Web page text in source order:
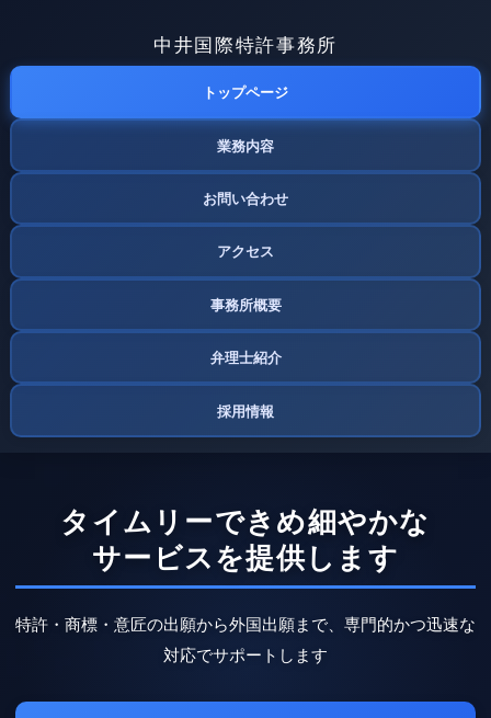
中井国際特許事務所
トップページ
業務内容
お問い合わせ
アクセス
事務所概要
弁理士紹介
採用情報
タイムリーできめ細やかな
サービスを提供します
特許・商標・意匠の出願から外国出願まで、専門的かつ迅速な
対応でサポートします